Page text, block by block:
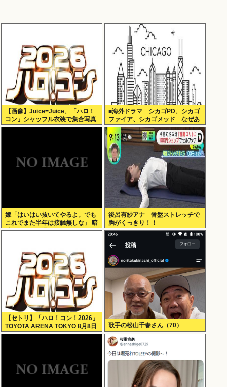
【画像】Juice=Juice、「ハロ！
コン」シャッフル衣装で集合写真
■海外ドラマ シカゴPD、シカゴ
ファイア、シカゴメッド なぜあ
の人は、あそこまで背負うのか
嫁「はいはい抜いてやるよ。でも
これでまた半年は接触無しな」 暗
黙のこれツラ過ぎるだろ
後呂有紗アナ 骨盤ストレッチで
胸がくっきり！！
【セトリ】「ハロ！コン！2026」
TOYOTA ARENA TOKYO 8月8日
昼・夜公演セットリス
歌手の松山千春さん（70）